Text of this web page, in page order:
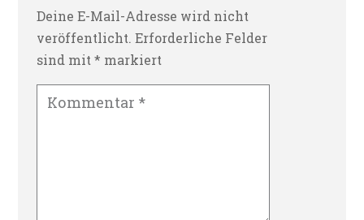
Deine E-Mail-Adresse wird nicht
veröffentlicht. Erforderliche Felder
sind mit* markiert